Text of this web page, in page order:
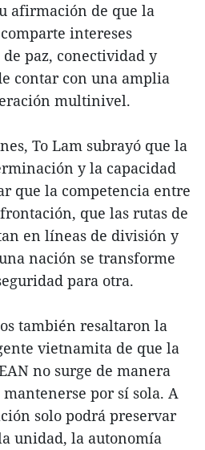
afirmación de que la
intereses
paz, conectividad y
contar con una amplia
multinivel.
To Lam subrayó que la
y la capacidad
que la competencia entre
que las rutas de
en líneas de división y
nación se transforme
para otra.
también resaltaron la
vietnamita de que la
no surge de manera
por sí sola. A
solo podrá preservar
unidad, la autonomía